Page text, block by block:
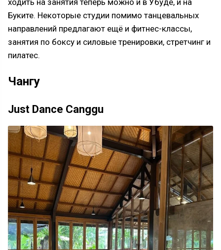
Буките. Некоторые студии помимо танцевальных
направлений предлагают ещё и фитнес-классы,
занятия по боксу и силовые тренировки, стретчинг и
пилатес.
Чангу
Just Dance Canggu